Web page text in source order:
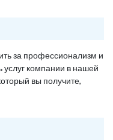
за профессионализм и
услуг компании в нашей
вы получите,